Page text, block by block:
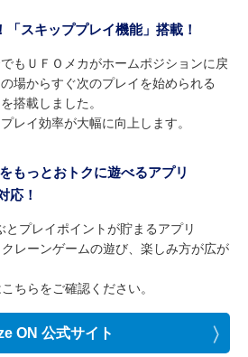
スキッププレイ機能」搭載！
もＵＦＯメカがホームポジションに戻
場からすぐ次のプレイを始められる
搭載しました。
レイ効率が大幅に向上します。
もっとおトクに遊べるアプリ
応！
プレイポイントが貯まるアプリ
クレーンゲームの遊び、楽しみ方が広が
ちらをご確認ください。
ON 公式サイト